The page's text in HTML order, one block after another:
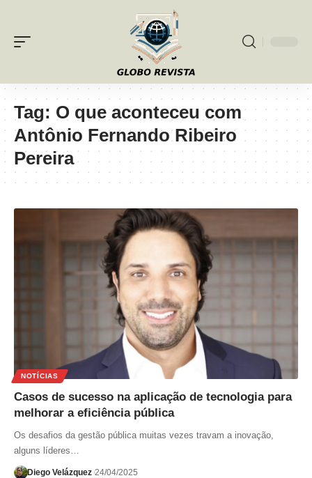
Tag: O que aconteceu com
Antônio Fernando Ribeiro
Pereira
NOTÍCIAS
Casos de sucesso na aplicação de tecnologia para
melhorar a eficiência pública
Os desafios da gestão pública muitas vezes travam a inovação,
alguns líderes…
Diego Velázquez 24/04/2025